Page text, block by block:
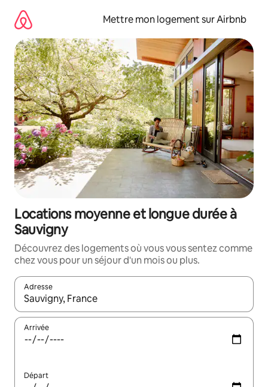
directement
contenu
Mettre mon logement sur Airbnb
Locations moyenne et longue durée à
Sauvigny
Découvrez des logements où vous vous sentez comme
chez vous pour un séjour d'un mois ou plus.
Adresse
Lorsque les résultats s'affichent, utilisez les flèches vers le
Arrivée
Départ